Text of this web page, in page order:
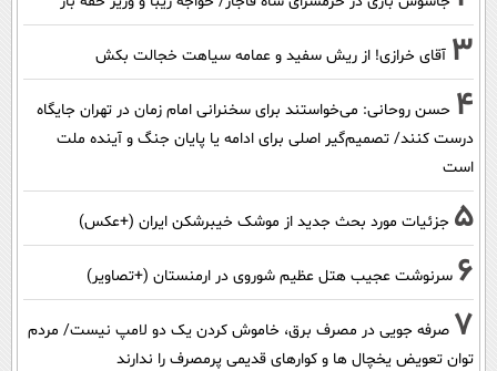
3 آقای خرازی! از ریش سفید و عمامه سیاهت خجالت بکش
4 حسن روحانی: می‌خواستند برای سخنرانی امام زمان در تهران جایگاه
درست کنند/ تصمیم‌گیر اصلی برای ادامه یا پایان جنگ و آینده ملت
است
5 جزئیات مورد بحث جدید از موشک خیبرشکن ایران (+عکس)
6 سرنوشت عجیب هتل عظیم شوروی در ارمنستان (+تصاویر)
7 صرفه جویی در مصرف برق، خاموش کردن یک دو لامپ نیست/ مردم
توان تعویض یخچال ها و کوارهای قدیمی پرمصرف را ندارند